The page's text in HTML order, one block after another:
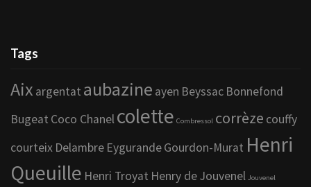
Tags
Aix argentat aubazine ayen Beyssac Bonnefond
Bugeat Coco Chanelcolette Combressol corrèze couffy
courteix Delambre EygurandeGourdon-Murat Henri
Queuille Henri Troyat Henry de Jouvenel Jouvenel